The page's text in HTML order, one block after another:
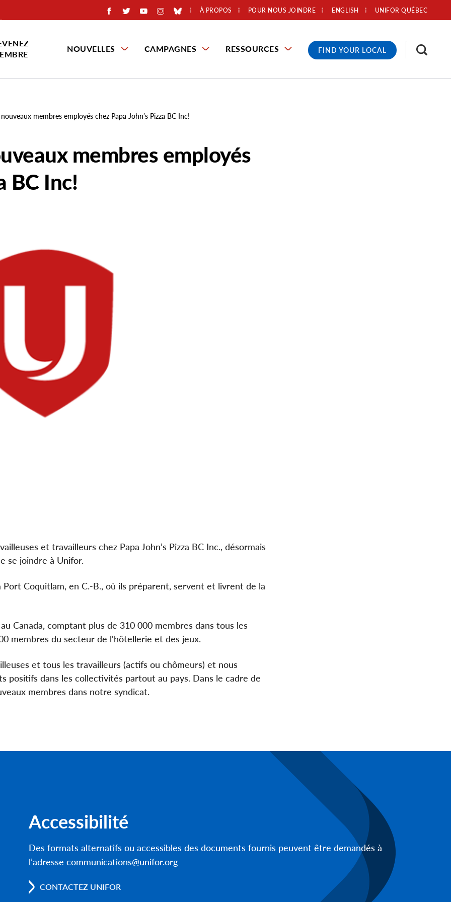
À PROPOS POUR NOUS JOINDRE UNIFOR QUÉBEC
ENGLISH
NOUVELLES CAMPAGNES RESSOURCES FIND YOUR LOCAL
membres employés chez Papa John’s Pizza BC Inc!
membres employés
BC Inc!
et travailleurs chez Papa John’s Pizza BC Inc., désormais
se joindre à Unifor.
Port Coquitlam, en C.-B., où ils préparent, servent et livrent de la
Canada, comptant plus de 310 000 membres dans tous les
membres du secteur de l'hôtellerie et des jeux.
et tous les travailleurs (actifs ou chômeurs) et nous
positifs dans les collectivités partout au pays. Dans le cadre de
membres dans notre syndicat.
Accessibilité
Des formats alternatifs ou accessibles des documents fournis peuvent être demandés à
l’adresse communications@unifor.org
CONTACTEZ UNIFOR